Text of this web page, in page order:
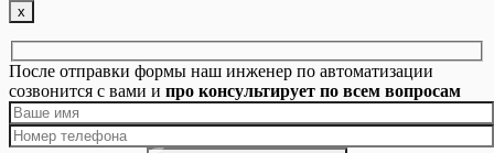
х
После отправки формы наш инженер по автоматизации
созвонится с вами и про консультирует по всем вопросам